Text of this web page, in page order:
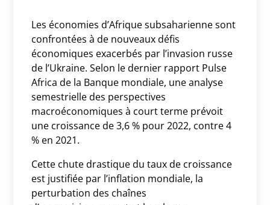
Les économies d’Afrique subsaharienne sont
confrontées à de nouveaux défis
économiques exacerbés par l’invasion russe
de l’Ukraine. Selon le dernier rapport Pulse
Africa de la Banque mondiale, une analyse
semestrielle des perspectives
macroéconomiques à court terme prévoit
une croissance de 3,6 % pour 2022, contre 4
% en 2021.
Cette chute drastique du taux de croissance
est justifiée par l’inflation mondiale, la
perturbation des chaînes